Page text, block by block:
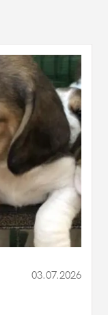
03.07.2026